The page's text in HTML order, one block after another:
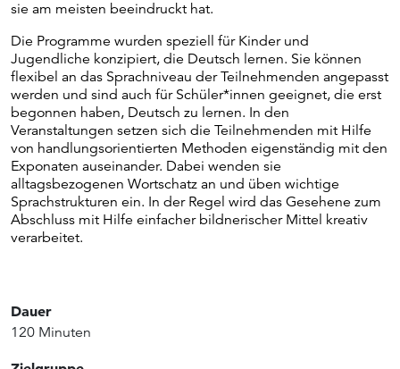
sie am meisten beeindruckt hat.
Die Programme wurden speziell für Kinder und
Jugendliche konzipiert, die Deutsch lernen. Sie können
flexibel an das Sprachniveau der Teilnehmenden angepasst
werden und sind auch für Schüler*innen geeignet, die erst
begonnen haben, Deutsch zu lernen. In den
Veranstaltungen setzen sich die Teilnehmenden mit Hilfe
von handlungsorientierten Methoden eigenständig mit den
Exponaten auseinander. Dabei wenden sie
alltagsbezogenen Wortschatz an und üben wichtige
Sprachstrukturen ein. In der Regel wird das Gesehene zum
Abschluss mit Hilfe einfacher bildnerischer Mittel kreativ
verarbeitet.
Dauer
120 Minuten